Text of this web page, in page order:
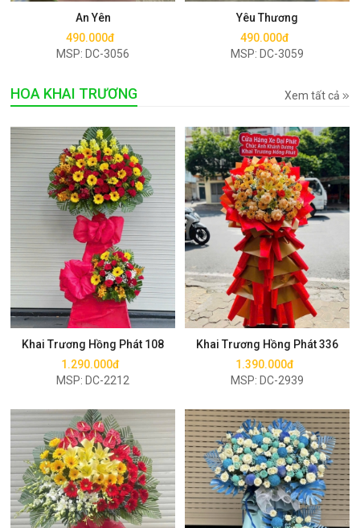
An Yên
490.000đ
MSP: DC-3056
Yêu Thương
490.000đ
MSP: DC-3059
HOA KHAI TRƯƠNG Xem tất cả
Khai Trương Hồng Phát 108
1.290.000đ
MSP: DC-2212
Mua ngay
Khai Trương Hồng Phát 336
1.390.000đ
MSP: DC-2939
Mua ngay